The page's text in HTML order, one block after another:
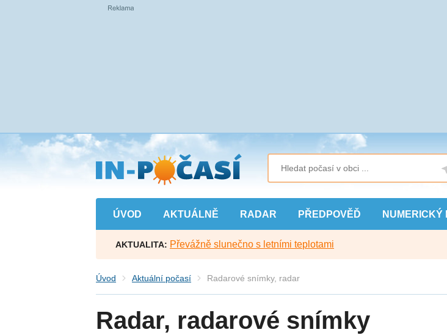
Přejít
na
hlavní
obsah
ÚVOD AKTUÁLNĚ RADAR PŘEDPOVĚĎ NUMERICKÝ
AKTUALITA: Převážně slunečno s letními teplotami
Úvod Aktuální počasí Radarové snímky, radar
Radar, radarové snímky